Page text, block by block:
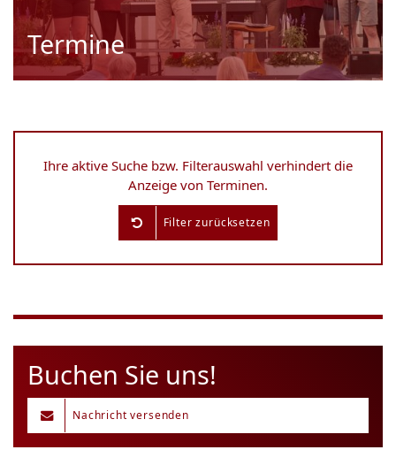
Termine
Ihre aktive Suche bzw. Filterauswahl verhindert die
Anzeige von Terminen.
Filter zurücksetzen
Buchen Sie uns!
Nachricht versenden